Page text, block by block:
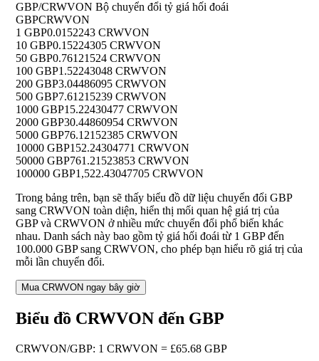
GBP/CRWVON Bộ chuyển đổi tỷ giá hối đoái
GBPCRWVON
1 GBP0.0152243 CRWVON
10 GBP0.15224305 CRWVON
50 GBP0.76121524 CRWVON
100 GBP1.52243048 CRWVON
200 GBP3.04486095 CRWVON
500 GBP7.61215239 CRWVON
1000 GBP15.22430477 CRWVON
2000 GBP30.44860954 CRWVON
5000 GBP76.12152385 CRWVON
10000 GBP152.24304771 CRWVON
50000 GBP761.21523853 CRWVON
100000 GBP1,522.43047705 CRWVON
Trong bảng trên, bạn sẽ thấy biểu đồ dữ liệu chuyển đổi GBP
sang CRWVON toàn diện, hiển thị mối quan hệ giá trị của
GBP và CRWVON ở nhiều mức chuyển đổi phổ biến khác
nhau. Danh sách này bao gồm tỷ giá hối đoái từ 1 GBP đến
100.000 GBP sang CRWVON, cho phép bạn hiểu rõ giá trị của
mỗi lần chuyển đổi.
Mua CRWVON ngay bây giờ
Biểu đồ CRWVON đến GBP
CRWVON/GBP: 1 CRWVON = £65.68 GBP